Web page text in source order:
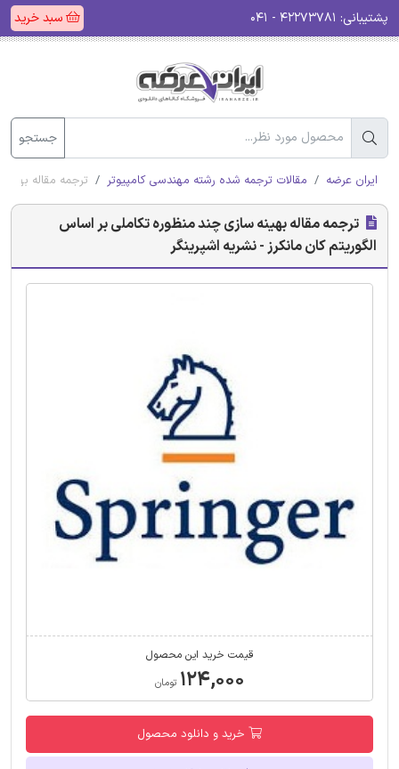
پشتیبانی: سبد خرید
جستجو
ایران عرضه مقالات ترجمه شده رشته مهندسی کامپیوتر ترجمه مقاله
ترجمه مقاله بهینه سازی چند منظوره تکاملی بر اساس
الگوریتم کان مانکرز - نشریه اشپرینگر
قیمت خرید این محصول
۱۲۴,۰۰۰ تومان
خرید و دانلود محصول